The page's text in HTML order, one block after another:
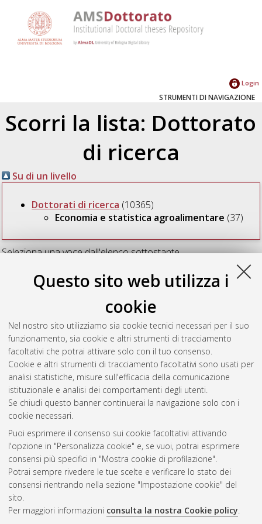
Questo sito web utilizza i
cookie
Nel nostro sito utilizziamo sia cookie tecnici necessari per il suo
funzionamento, sia cookie e altri strumenti di tracciamento
facoltativi che potrai attivare solo con il tuo consenso.
Cookie e altri strumenti di tracciamento facoltativi sono usati per
analisi statistiche, misure sull'efficacia della comunicazione
istituzionale e analisi dei comportamenti degli utenti.
Se chiudi questo banner continuerai la navigazione solo con i
cookie necessari.
Puoi esprimere il consenso sui cookie facoltativi attivando
l'opzione in "Personalizza cookie" e, se vuoi, potrai esprimere
consensi più specifici in "Mostra cookie di profilazione".
Potrai sempre rivedere le tue scelte e verificare lo stato dei
consensi rientrando nella sezione "Impostazione cookie" del
sito.
Per maggiori informazioni consulta la nostra Cookie policy.
Login
STRUMENTI DI NAVIGAZIONE
Scorri la lista: Dottorato
di ricerca
Su di un livello
Dottorati di ricerca (10365)
Economia e statistica agroalimentare (37)
Seleziona una voce dall'elenco sottostante.
2015
2014(5)
2011(2)
2010(2)
2009 (4)
2008(2)
2007(2)
Atom
Rss 1.0
Rss 2.0
ISSN: 2038-7946